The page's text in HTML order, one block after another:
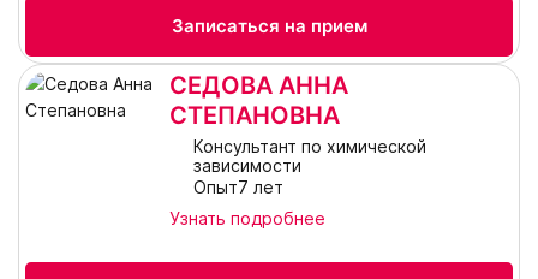
Записаться на прием
СЕДОВА АННА
СТЕПАНОВНА
Консультант по химической
зависимости
Опыт7 лет
Узнать подробнее